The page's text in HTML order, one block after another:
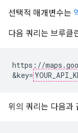
선택적 매개변수는
다음 쿼리는 브루클
https://
&key=
위의 쿼리는 다음과